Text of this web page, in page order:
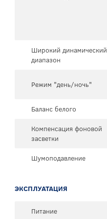
Широкий динамический
диапазон
Режим "день/ночь"
Баланс белого
Компенсация фоновой
засветки
Шумоподавление
ЭКСПЛУАТАЦИЯ
Питание